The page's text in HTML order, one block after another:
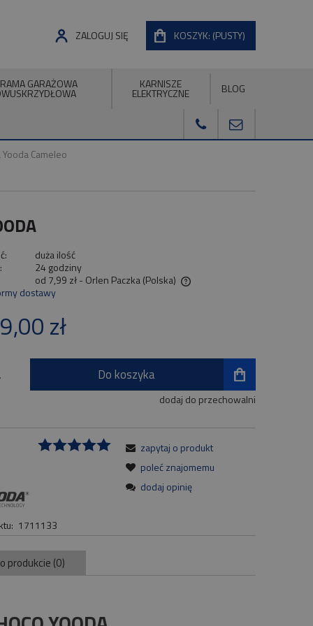
KOSZYK: (PUSTY)
ZALOGUJ SIĘ
GARAŻOWA KARNISZE
ELEKTRYCZNE BLOG
Cameleo
duża ilość
24 godziny
od 7,99 zł- Orlen Paczka(Polska)
płatności
dostawy
zł
Do koszyka
dodaj do przechowalni
1711133
zapytaj o produkt
poleć znajomemu
dodaj opinię
produkcie (0)